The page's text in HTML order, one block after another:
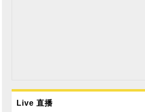
Live 直播